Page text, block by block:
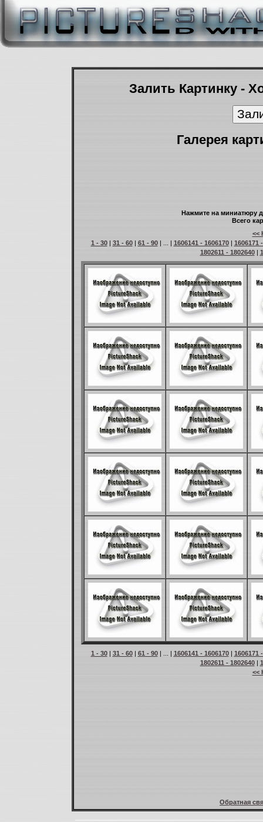
Залить Картинку -
Галерея
Нажмите на миниатюру
Всего
<<
1 - 30| 31 - 60| 61 - 90| ... | 1606141 - 1606170| 1606171
1802611 - 1802640|
1 - 30| 31 - 60| 61 - 90| ... | 1606141 - 1606170| 1606171
1802611 - 1802640|
<<
Обратная